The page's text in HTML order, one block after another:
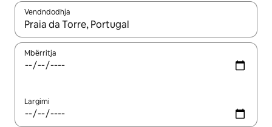
Vendndodhja
Kur rezultatet të jenë të disponueshme, lëviz me butonat e
Mbërritja
Largimi